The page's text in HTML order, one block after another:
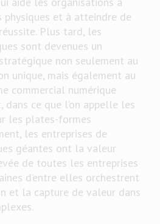
et à atteindre de
Plus tard, les
sont devenues un
non seulement au
unique, mais également au
commercial numérique
ce que l’on appelle les
les plates-formes
les entreprises de
géantes ont la valeur
de toutes les entreprises
d’entre elles orchestrent
et la capture de valeur dans